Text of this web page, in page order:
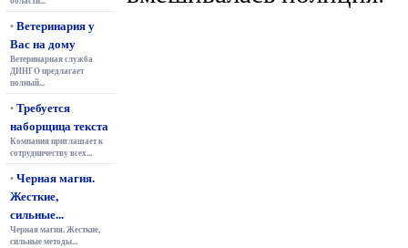
•Ветеринария у
Вас на дому
Ветеринарная служба
ДИНГО предлагает
полный...
•Требуется
наборщица текста
Компания приглашает к
сотрудничеству всех...
•Черная магия.
Жесткие,
сильные...
Черная магия. Жесткие,
сильные методы...